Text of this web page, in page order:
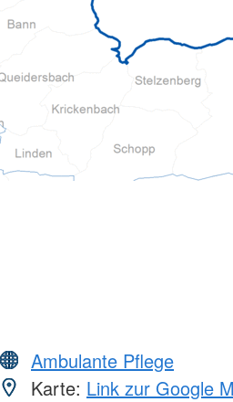
Ambulante Pflege
Karte: Link zur Google